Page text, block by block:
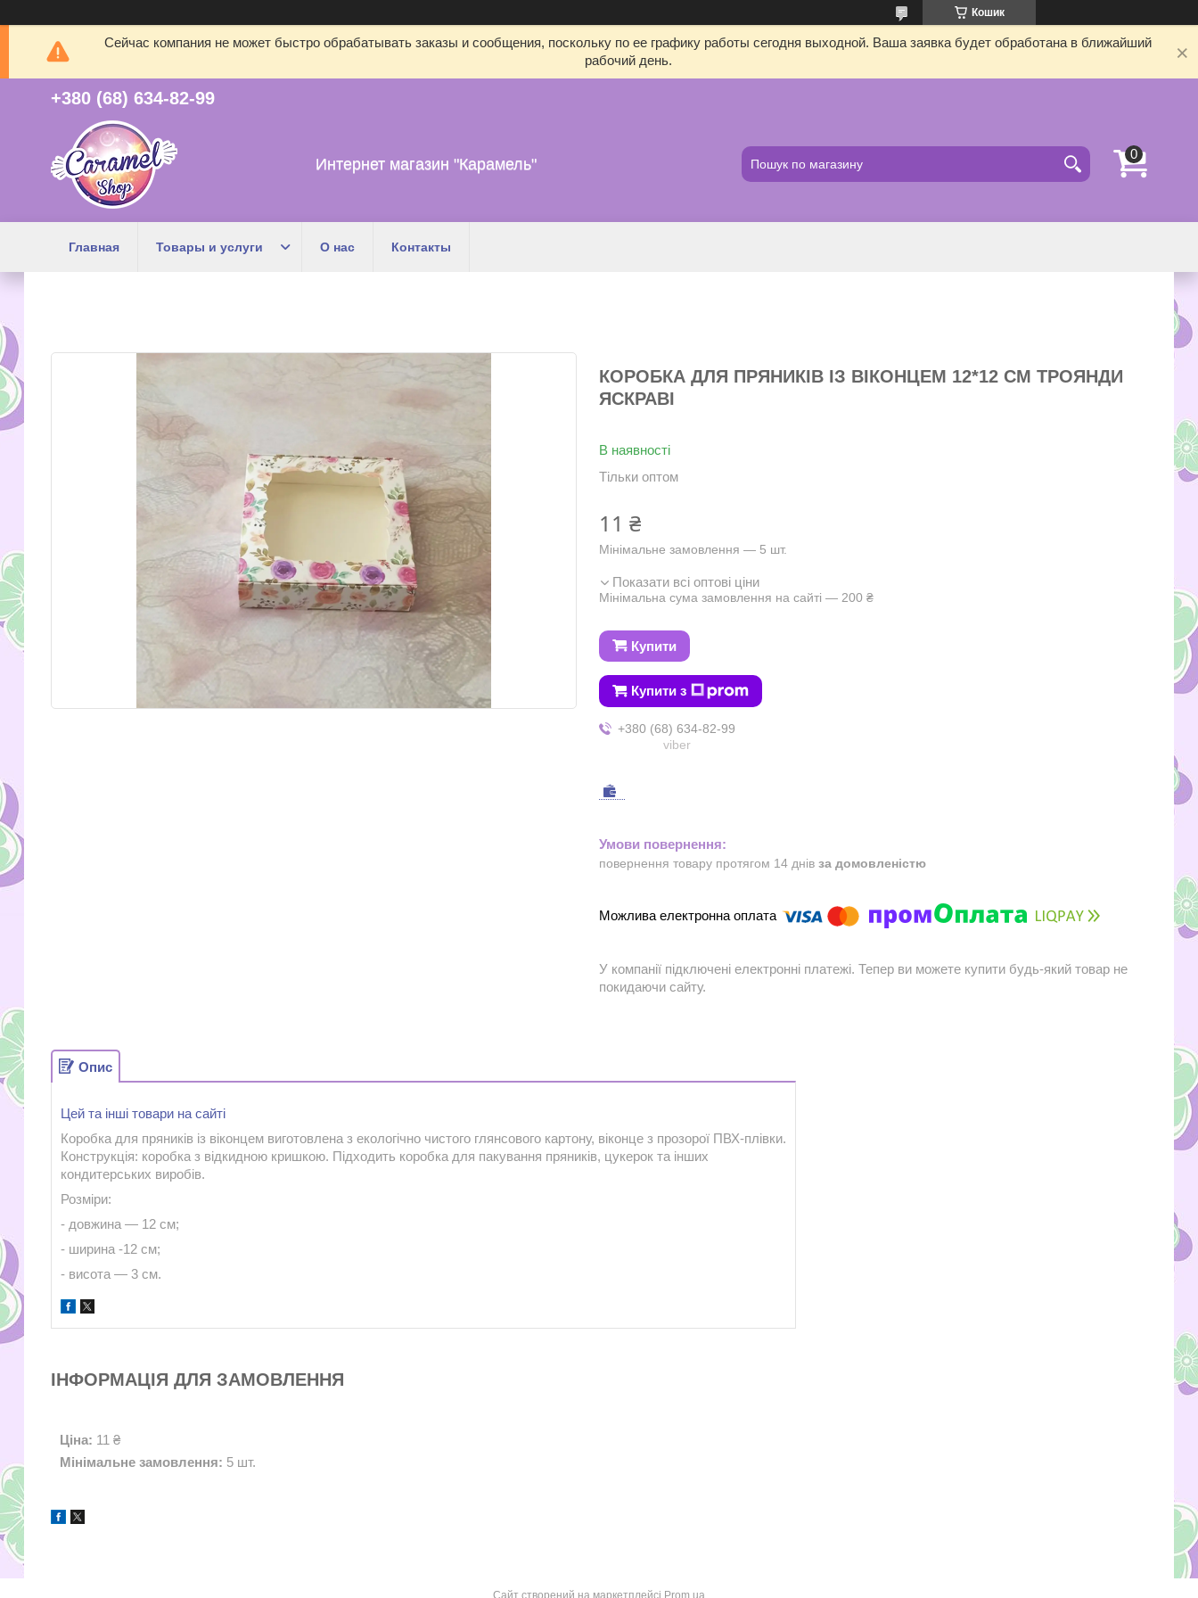
Кошик
Сейчас компания не может быстро обрабатывать заказы и сообщения, поскольку по ее графику работы сегодня выходной. Ваша заявка будет обработана в ближайший
рабочий день.
+380 (68) 634-82-99
Интернет магазин "Карамель"
Главная Товары и услуги О нас Контакты
КОРОБКА ДЛЯ ПРЯНИКІВ ІЗ ВІКОНЦЕМ 12*12 СМ ТРОЯНДИ
ЯСКРАВІ
В наявності
Тільки оптом
11 ₴
Мінімальне замовлення — 5 шт.
Показати всі оптові ціни
Мінімальна сума замовлення на сайті — 200 ₴
Купити
Купити з
+380 (68) 634-82-99
viber
повернення товару протягом 14 днів за домовленістю
У компанії підключені електронні платежі. Тепер ви можете купити будь-який товар не
покидаючи сайту.
Опис
Цей та інші товари на сайті
Коробка для пряників із віконцем виготовлена з екологічно чистого глянсового картону, віконце з прозорої ПВХ-плівки.
Конструкція: коробка з відкидною кришкою. Підходить коробка для пакування пряників, цукерок та інших
кондитерських виробів.
Розміри:
- довжина — 12 см;
- ширина -12 см;
- висота — 3 см.
ІНФОРМАЦІЯ ДЛЯ ЗАМОВЛЕННЯ
Ціна: 11 ₴
Мінімальне замовлення: 5 шт.
Сайт створений на маркетплейсі Prom.ua